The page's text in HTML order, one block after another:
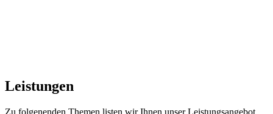
Leistungen
Zu folgenenden Themen listen wir Ihnen unser Leistungsangebot